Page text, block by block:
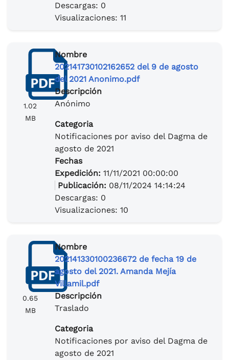
Descargas: 0
Visualizaciones: 11
1.02
MB
Nombre
202141730102162652 del 9 de agosto
del 2021 Anonimo.pdf
Descripción
Anónimo
Categoria
Notificaciones por aviso del Dagma de
agosto de 2021
Fechas
Expedición: 11/11/2021 00:00:00
Publicación: 08/11/2024 14:14:24
Descargas: 0
Visualizaciones: 10
0.65
MB
Nombre
202141330100236672 de fecha 19 de
agosto del 2021. Amanda Mejía
Villamil.pdf
Descripción
Traslado
Categoria
Notificaciones por aviso del Dagma de
agosto de 2021